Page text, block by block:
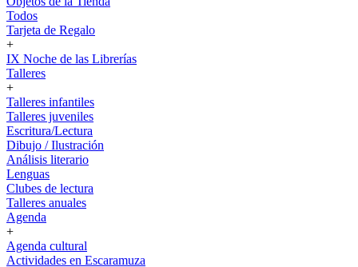
Todos
Tarjeta de Regalo
+
IX Noche de las Librerías
Talleres
+
Talleres infantiles
Talleres juveniles
Escritura/Lectura
Dibujo / Ilustración
Análisis literario
Lenguas
Clubes de lectura
Talleres anuales
Agenda
+
Agenda cultural
Actividades en Escaramuza